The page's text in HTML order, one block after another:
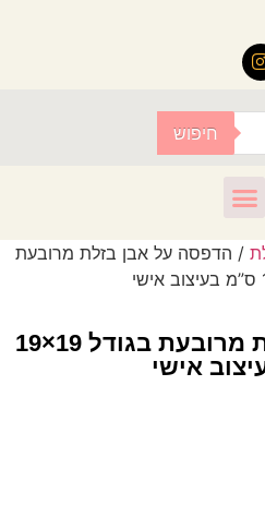
חיפוש
/ הדפסה על אבן בזלת מרובעת
הדפסה על אבן בזלת מרובעת בגודל 19×19
אישי